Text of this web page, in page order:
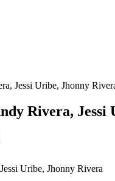
Jessi Uribe, Jhonny
Rivera,